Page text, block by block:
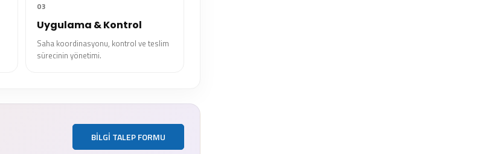
03
Uygulama & Kontrol
Saha koordinasyonu, kontrol ve teslim
sürecinin yönetimi.
BILGI TALEP FORMU